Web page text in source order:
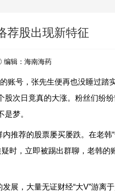
荐股出现新特征
编辑：海南海药
账号，张先生便再也没睡过踏
股次日竟真的大涨。粉丝们纷
梦。
推荐的股票屡买屡跌。在老韩“
时，立即被踢出群聊，老韩
发展，大量无证财经“大V”游离